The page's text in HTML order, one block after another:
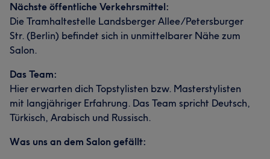
Nächste öffentliche Verkehrsmittel:
Die Tramhaltestelle Landsberger Allee/Petersburger
Str. (Berlin) befindet sich in unmittelbarer Nähe zum
Salon.
Das Team:
Hier erwarten dich Topstylisten bzw. Masterstylisten
mit langjähriger Erfahrung. Das Team spricht Deutsch,
Türkisch, Arabisch und Russisch.
Was uns an dem Salon gefällt: